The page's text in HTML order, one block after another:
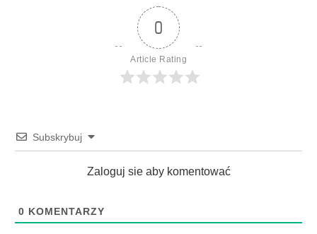
0
Article Rating
Subskrybuj
Zaloguj sie aby komentować
0 KOMENTARZY